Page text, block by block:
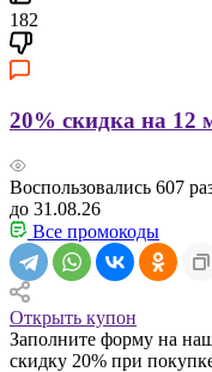
182
20% скидка на 12
Воспользовались 607
до 31.08.26
Все промокоды
Открыть купон
Заполните форму на
скидку 20% при